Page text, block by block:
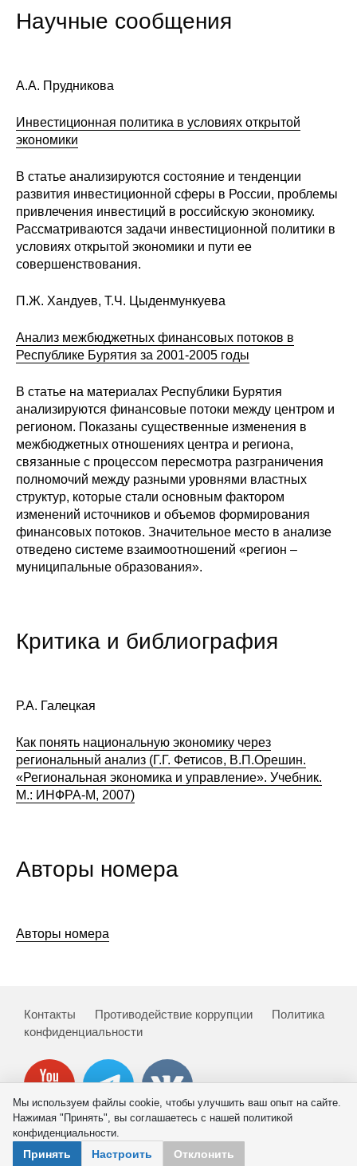
Научные сообщения
А.А. Прудникова
Инвестиционная политика в условиях открытой
экономики
В статье анализируются состояние и тенденции
развития инвестиционной сферы в России, проблемы
привлечения инвестиций в российскую экономику.
Рассматриваются задачи инвестиционной политики в
условиях открытой экономики и пути ее
совершенствования.
П.Ж. Хандуев, Т.Ч. Цыденмункуева
Анализ межбюджетных финансовых потоков в
Республике Бурятия за 2001-2005 годы
В статье на материалах Республики Бурятия
анализируются финансовые потоки между центром и
регионом. Показаны существенные изменения в
межбюджетных отношениях центра и региона,
связанные с процессом пересмотра разграничения
полномочий между разными уровнями властных
структур, которые стали основным фактором
изменений источников и объемов формирования
финансовых потоков. Значительное место в анализе
отведено системе взаимоотношений «регион –
муниципальные образования».
Критика и библиография
Р.А. Галецкая
Как понять национальную экономику через
региональный анализ (Г.Г. Фетисов, В.П.Орешин.
«Региональная экономика и управление». Учебник.
М.: ИНФРА-М, 2007)
Авторы номера
Авторы номера
Контакты Противодействие коррупции
Политика
конфиденциальности
© 2026 ИНП РАН
Мы используем файлы cookie, чтобы улучшить ваш опыт на сайте.
Нажимая "Принять", вы соглашаетесь с нашей политикой
конфиденциальности.
Принять Настроить Отклонить